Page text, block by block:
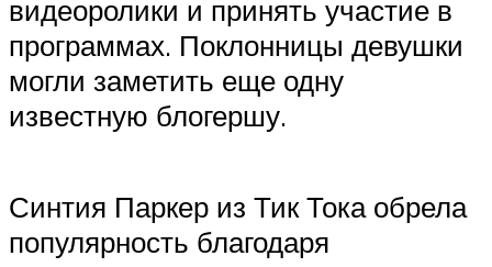
видеоролики и принять участие в
программах. Поклонницы девушки
могли заметить еще одну
известную блогершу.
Синтия Паркер из Тик Тока обрела
популярность благодаря